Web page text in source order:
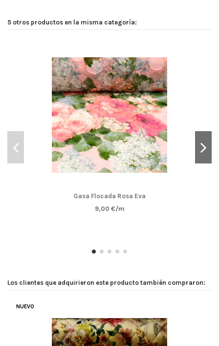
5 otros productos en la misma categoría:
Gasa Flocada Rosa Eva
9,00 €/m
Los clientes que adquirieron este producto también compraron:
NUEVO